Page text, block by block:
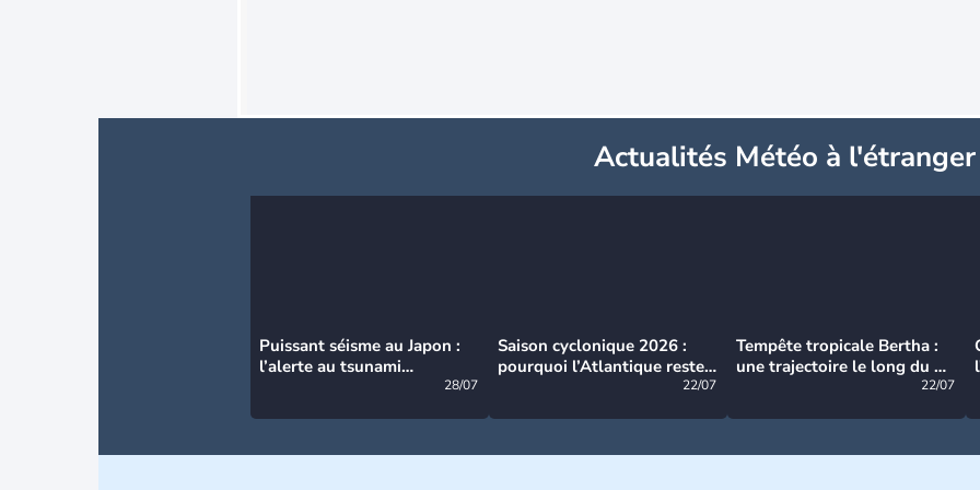
Actualités Météo à l'étranger
Puissant séisme au Japon :
l’alerte au tsunami
28/07
Saison cyclonique 2026 :
pourquoi l’Atlantique reste
22/07
Tempête tropicale Bertha :
une trajectoire le long du du
22/07